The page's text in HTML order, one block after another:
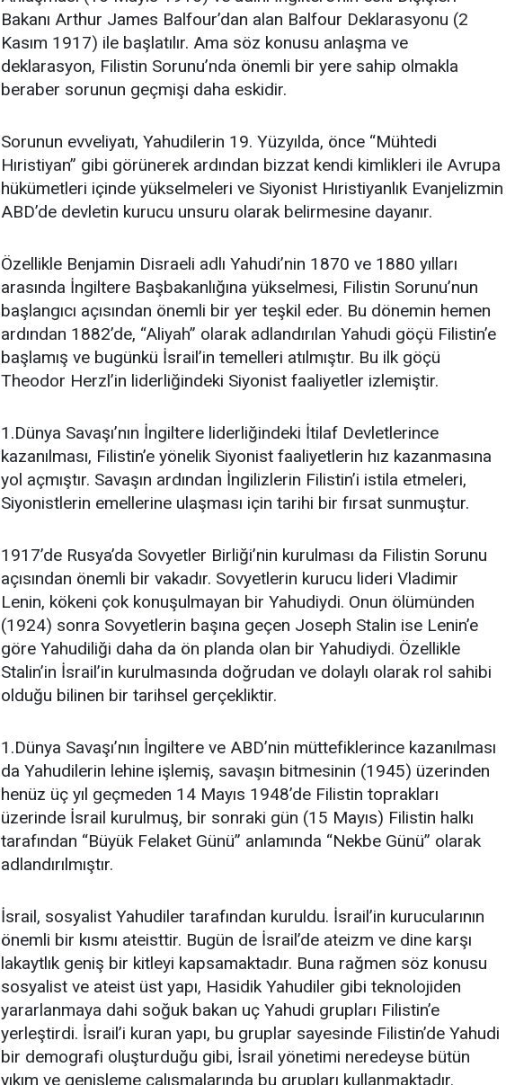
Bakanı Arthur James Balfour’dan alan Balfour Deklarasyonu (2
Kasım 1917) ile başlatılır. Ama söz konusu anlaşma ve
deklarasyon, Filistin Sorunu’nda önemli bir yere sahip olmakla
beraber sorunun geçmişi daha eskidir.
Sorunun evveliyatı, Yahudilerin 19. Yüzyılda, önce “Mühtedi
Hıristiyan” gibi görünerek ardından bizzat kendi kimlikleri ile Avrupa
hükümetleri içinde yükselmeleri ve Siyonist Hıristiyanlık Evanjelizmin
ABD’de devletin kurucu unsuru olarak belirmesine dayanır.
Özellikle Benjamin Disraeli adlı Yahudi’nin 1870 ve 1880 yılları
arasında İngiltere Başbakanlığına yükselmesi, Filistin Sorunu’nun
başlangıcı açısından önemli bir yer teşkil eder. Bu dönemin hemen
ardından 1882’de, “Aliyah” olarak adlandırılan Yahudi göçü Filistin’e
başlamış ve bugünkü İsrail’in temelleri atılmıştır. Bu ilk göçü
Theodor Herzl’in liderliğindeki Siyonist faaliyetler izlemiştir.
1.Dünya Savaşı’nın İngiltere liderliğindeki İtilaf Devletlerince
kazanılması, Filistin’e yönelik Siyonist faaliyetlerin hız kazanmasına
yol açmıştır. Savaşın ardından İngilizlerin Filistin’i istila etmeleri,
Siyonistlerin emellerine ulaşması için tarihi bir fırsat sunmuştur.
1917’de Rusya’da Sovyetler Birliği’nin kurulması da Filistin Sorunu
açısından önemli bir vakadır. Sovyetlerin kurucu lideri Vladimir
Lenin, kökeni çok konuşulmayan bir Yahudiydi. Onun ölümünden
(1924) sonra Sovyetlerin başına geçen Joseph Stalin ise Lenin’e
göre Yahudiliği daha da ön planda olan bir Yahudiydi. Özellikle
Stalin’in İsrail’in kurulmasında doğrudan ve dolaylı olarak rol sahibi
olduğu bilinen bir tarihsel gerçekliktir.
1.Dünya Savaşı’nın İngiltere ve ABD’nin müttefiklerince kazanılması
da Yahudilerin lehine işlemiş, savaşın bitmesinin (1945) üzerinden
henüz üç yıl geçmeden 14 Mayıs 1948’de Filistin toprakları
üzerinde İsrail kurulmuş, bir sonraki gün (15 Mayıs) Filistin halkı
tarafından “Büyük Felaket Günü” anlamında “Nekbe Günü” olarak
adlandırılmıştır.
İsrail, sosyalist Yahudiler tarafından kuruldu. İsrail’in kurucularının
önemli bir kısmı ateisttir. Bugün de İsrail’de ateizm ve dine karşı
lakaytlık geniş bir kitleyi kapsamaktadır. Buna rağmen söz konusu
sosyalist ve ateist üst yapı, Hasidik Yahudiler gibi teknolojiden
yararlanmaya dahi soğuk bakan uç Yahudi grupları Filistin’e
yerleştirdi. İsrail’i kuran yapı, bu gruplar sayesinde Filistin’de Yahudi
bir demografi oluşturduğu gibi, İsrail yönetimi neredeyse bütün
yıkım ve genişleme çalışmalarında bu grupları kullanmaktadır.